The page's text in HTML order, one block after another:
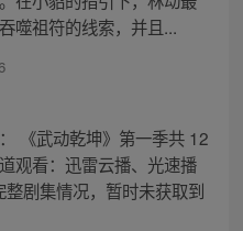
噬祖符的线索，并且...
《武动乾坤》第一季共 12
观看：迅雷云播、光速播
剧集情况，暂时未获取到